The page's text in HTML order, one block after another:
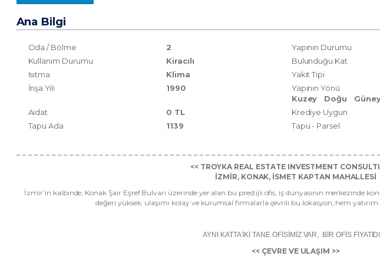
Ana Bilgi
Oda / Bölme 2 Yapının Durumu
Kullanım Durumu
Kiracılı Bulunduğu Kat
Isıtma
Klima Yakıt Tipi
İnşa Yılı
1990
Yapının Yönü
Kuzey
Doğu
Aidat
0 TL Krediye Uygun
Tapu Ada
1139 Tapu - Parsel
<< TROYKA REAL ESTATE INVESTMENT
İZMİR, KONAK, İSMET KAPTAN MAHALLESİ
İzmir’in kalbinde, Konak Şair Eşref Bulvarı üzerinde yer alan bu prestijli ofis, iş dünyasının merkezinde
değeri yüksek, ulaşımı kolay ve kurumsal firmalarla çevrili bu lokasyon, hem
AYNI KATTA İKİ TANE OFİSİMİZ VAR, BİR OFİS
<< ÇEVRE VE ULAŞIM >>